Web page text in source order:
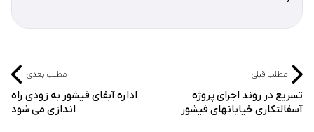
مطلب قبلی
تسریع در روند اجرای پروژه
آسفالتکاری خیابانهای فیشور
مطلب بعدی
اداره آبفای فیشور به زودی راه
اندازی می شود